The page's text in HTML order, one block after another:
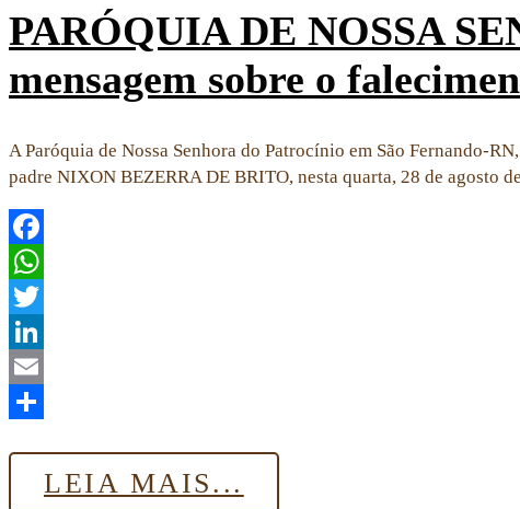
PARÓQUIA DE NOSSA
mensagem sobre o
A Paróquia de Nossa Senhora do Patrocínio em São Fernando-
padre NIXON BEZERRA DE BRITO, nesta quarta, 28 de agosto
Facebook
WhatsApp
Twitter
LinkedIn
Email
LEIA MAIS...